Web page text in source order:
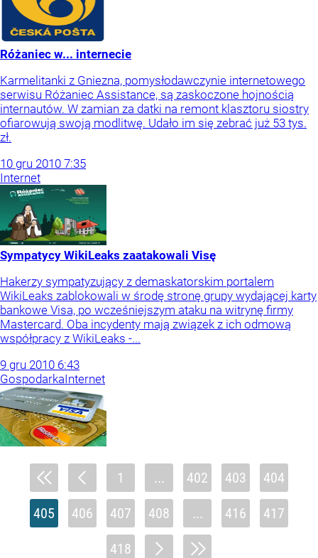
Różaniec w... internecie
Karmelitanki z Gniezna, pomysłodawczynie internetowego
serwisu Różaniec Assistance, są zaskoczone hojnością
internautów. W zamian za datki na remont klasztoru siostry
ofiarowują swoją modlitwę. Udało im się zebrać już 53 tys.
zł.
10 gru 2010 7:35
Internet
Sympatycy WikiLeaks zaatakowali Visę
Hakerzy sympatyzujący z demaskatorskim portalem
WikiLeaks zablokowali w środę stronę grupy wydającej karty
bankowe Visa, po wcześniejszym ataku na witrynę firmy
Mastercard. Oba incydenty mają związek z ich odmową
współpracy z WikiLeaks -...
9 gru 2010 6:43
GospodarkaInternet
1 ... 402 403 404
405 406 407 408 ... 416 417
418